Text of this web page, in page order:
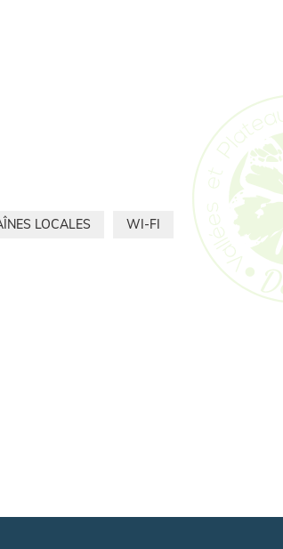
LOCALES WI-FI